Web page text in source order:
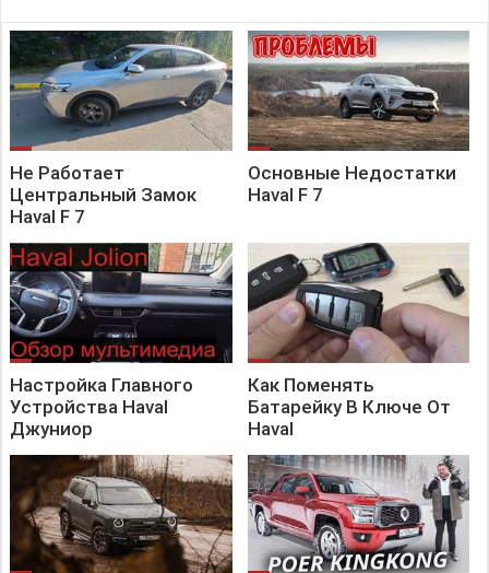
Не Работает
Центральный Замок
Haval F 7
Основные Недостатки
Haval F 7
Настройка Главного
Устройства Haval
Джуниор
Как Поменять
Батарейку В Ключе От
Haval